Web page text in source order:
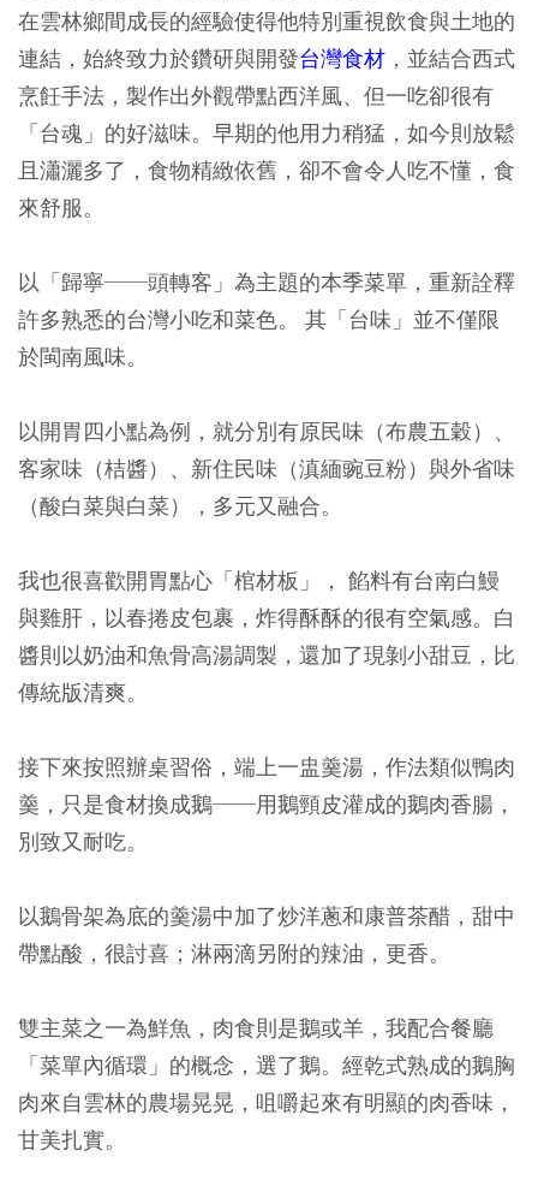
在雲林鄉間成長的經驗使得他特別重視飲食與土地的
連結，始終致力於鑽研與開發台灣食材 ，並結合西式
烹飪手法，製作出外觀帶點西洋風、但一吃卻很有
「台魂」的好滋味。早期的他用力稍猛，如今則放鬆
且瀟灑多了，食物精緻依舊，卻不會令人吃不懂，食
來舒服。
以「歸寧──頭轉客」為主題的本季菜單，重新詮釋
許多熟悉的台灣小吃和菜色。 其「台味」並不僅限
於閩南風味。
以開胃四小點為例，就分別有原民味（布農五穀）、
客家味（桔醬）、新住民味（滇緬豌豆粉）與外省味
（酸白菜與白菜），多元又融合。
我也很喜歡開胃點心「棺材板」， 餡料有台南白鰻
與雞肝，以春捲皮包裹，炸得酥酥的很有空氣感。白
醬則以奶油和魚骨高湯調製，還加了現剝小甜豆，比
傳統版清爽。
接下來按照辦桌習俗，端上一盅羹湯，作法類似鴨肉
羹，只是食材換成鵝──用鵝頸皮灌成的鵝肉香腸，
別致又耐吃。
以鵝骨架為底的羹湯中加了炒洋蔥和康普茶醋，甜中
帶點酸，很討喜；淋兩滴另附的辣油，更香。
雙主菜之一為鮮魚，肉食則是鵝或羊，我配合餐廳
「菜單內循環」的概念，選了鵝。經乾式熟成的鵝胸
肉來自雲林的農場晃晃，咀嚼起來有明顯的肉香味，
甘美扎實。